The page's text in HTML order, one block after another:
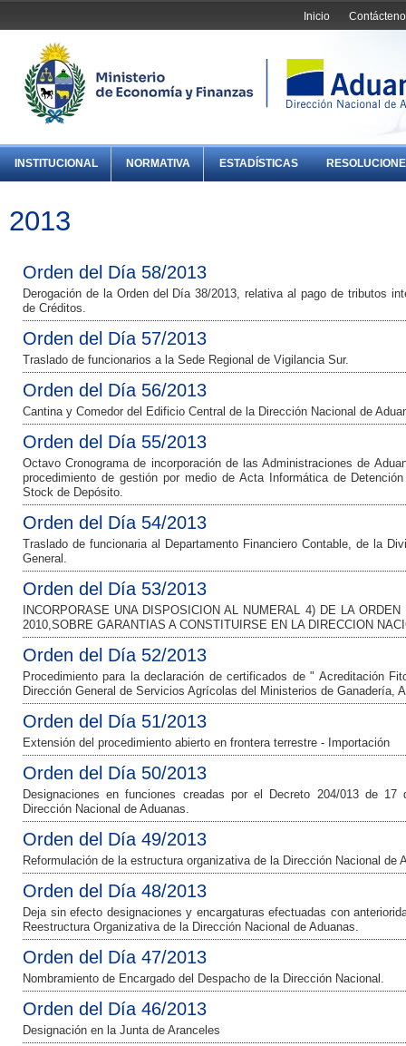
Inicio
INSTITUCIONAL NORMATIVA ESTADÍSTICAS
2013
Orden del Día 58/2013
Derogación de la Orden del Día 38/2013, relativa al pago de tributos
de Créditos.
Orden del Día 57/2013
Traslado de funcionarios a la Sede Regional de Vigilancia Sur.
Orden del Día 56/2013
Cantina y Comedor del Edificio Central de la Dirección Nacional de
Orden del Día 55/2013
Octavo Cronograma de incorporación de las Administraciones de
procedimiento de gestión por medio de Acta Informática de
Stock de Depósito.
Orden del Día 54/2013
Traslado de funcionaria al Departamento Financiero Contable, de la
General.
Orden del Día 53/2013
INCORPORASE UNA DISPOSICION AL NUMERAL 4) DE LA
2010,SOBRE GARANTIAS A CONSTITUIRSE EN LA DIRECCION
Orden del Día 52/2013
Procedimiento para la declaración de certificados de " Acreditación
Dirección General de Servicios Agrícolas del Ministerios de Ganadería,
Orden del Día 51/2013
Extensión del procedimiento abierto en frontera terrestre - Importación
Orden del Día 50/2013
Designaciones en funciones creadas por el Decreto 204/013 de
Dirección Nacional de Aduanas.
Orden del Día 49/2013
Reformulación de la estructura organizativa de la Dirección Nacional de
Orden del Día 48/2013
Deja sin efecto designaciones y encargaturas efectuadas con
Reestructura Organizativa de la Dirección Nacional de Aduanas.
Orden del Día 47/2013
Nombramiento de Encargado del Despacho de la Dirección Nacional.
Orden del Día 46/2013
Designación en la Junta de Aranceles